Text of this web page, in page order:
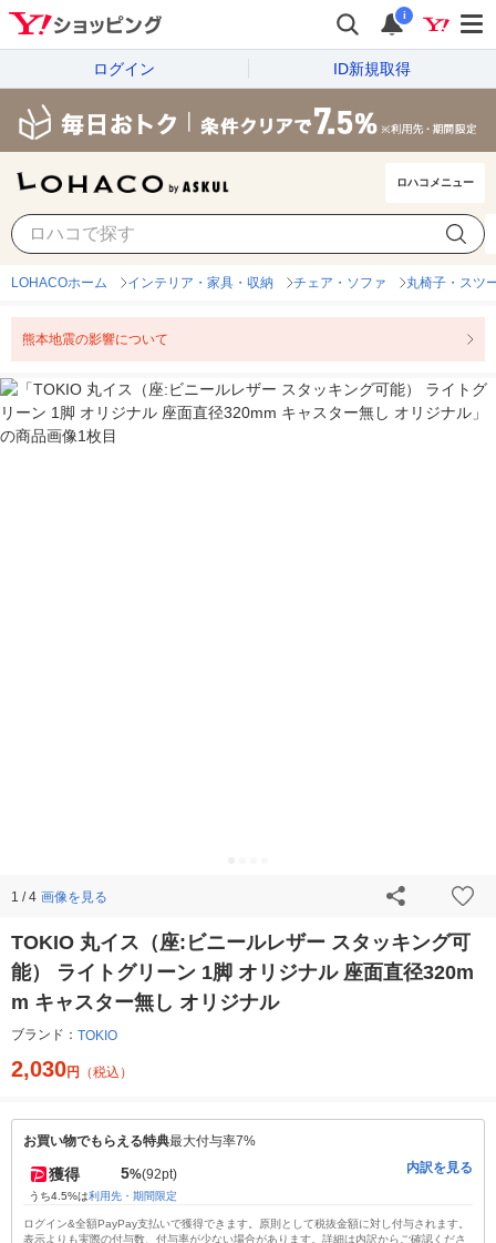
i
ログイン ID新規取得
ロハコメニュー
LOHACOホーム インテリア・家具・収納 チェア・ソファ 丸椅子・スツ
熊本地震の影響について
1 / 4 画像を見る
TOKIO 丸イス（座:ビニールレザー スタッキング可
能） ライトグリーン 1脚 オリジナル 座面直径320m
m キャスター無し オリジナル
ブランド： TOKIO
2,030円 （税込）
お買い物でもらえる特典最大付与率7%
獲得 5%(92pt)
うち4.5%は利用先・期間限定
内訳を見る
ログイン&全額PayPay支払いで獲得できます。原則として税抜金額に対し付与されます。
表示よりも実際の付与数、付与率が少ない場合があります。詳細は内訳からご確認くださ